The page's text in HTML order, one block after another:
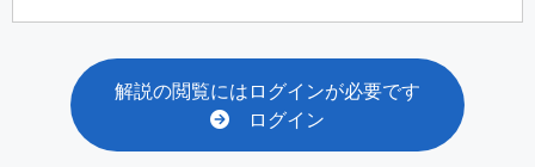
解説の閲覧にはログインが必要です
ログイン